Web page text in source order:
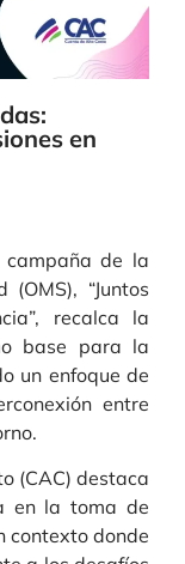
en
de la
“Juntos
recalca la
base para la
un enfoque de
entre
(CAC) destaca
en la toma de
contexto donde